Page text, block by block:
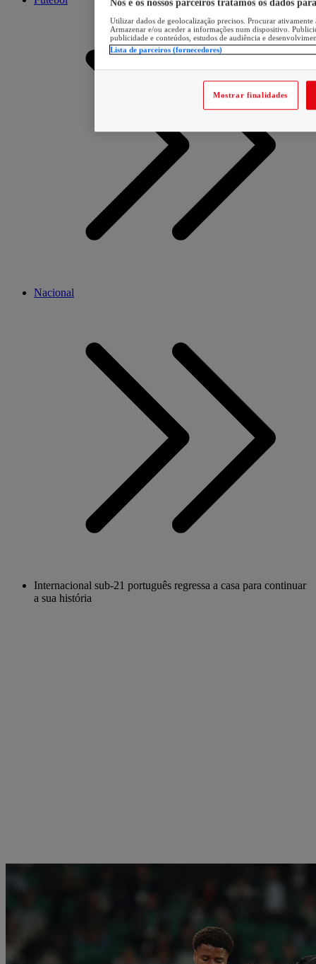
Nacional
Internacional sub-21 português regressa a casa para continuar
a sua história
Nós e os nossos parceiros tratamos os dados
Utilizar dados de geolocalização precisos. Procurar
Armazenar e/ou aceder a informações num dispositivo.
publicidade e conteúdos, estudos de audiência e
Lista de parceiros (fornecedores)
Mostrar finalidades